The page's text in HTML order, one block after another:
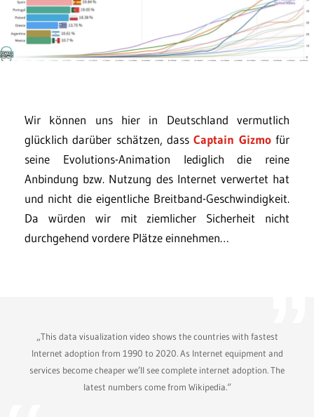
Wir können uns hier in Deutschland vermutlich
glücklich darüber schätzen, dassCaptain Gizmofür
seine Evolutions-Animation lediglich die reine
Anbindung bzw. Nutzung des Internet verwertet hat
und nicht die eigentliche Breitband-Geschwindigkeit.
Da würden wir mit ziemlicher Sicherheit nicht
durchgehend vordere Plätze einnehmen…
„This data visualization video shows the countries with fastest
Internet adoption from 1990 to 2020. As Internet equipment and
services become cheaper we’ll see complete internet adoption. The
latest numbers come from Wikipedia.“